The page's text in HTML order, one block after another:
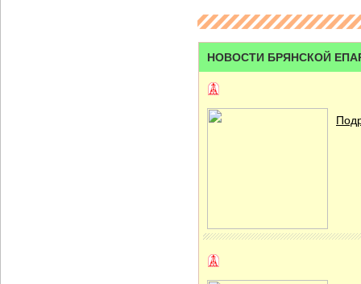
НОВОСТИ БРЯНСКОЙ